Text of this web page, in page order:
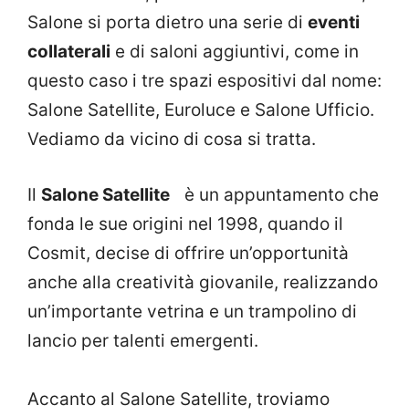
Salone si porta dietro una serie di eventi
collaterali e di saloni aggiuntivi, come in
questo caso i tre spazi espositivi dal nome:
Salone Satellite, Euroluce e Salone Ufficio.
Vediamo da vicino di cosa si tratta.
Il Salone Satellite è un appuntamento che
fonda le sue origini nel 1998, quando il
Cosmit, decise di offrire un’opportunità
anche alla creatività giovanile, realizzando
un’importante vetrina e un trampolino di
lancio per talenti emergenti.
Accanto al Salone Satellite, troviamo